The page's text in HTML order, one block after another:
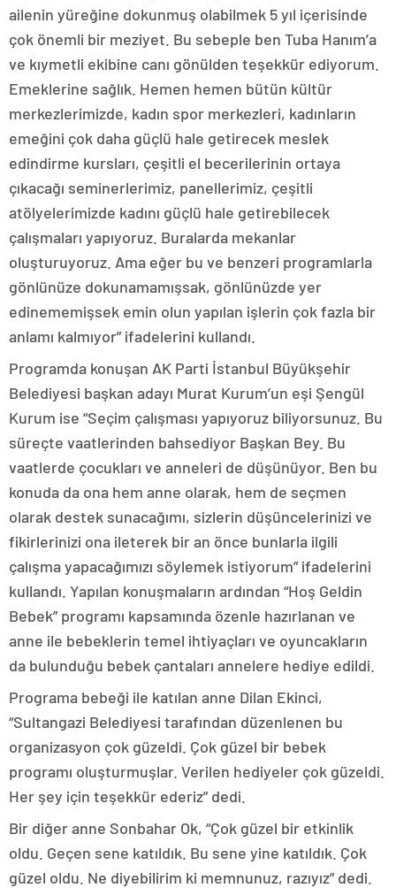
ailenin yüreğine dokunmuş olabilmek 5 yıl içerisinde
çok önemli bir meziyet. Bu sebeple ben Tuba Hanım’a
ve kıymetli ekibine canı gönülden teşekkür ediyorum.
Emeklerine sağlık. Hemen hemen bütün kültür
merkezlerimizde, kadın spor merkezleri, kadınların
emeğini çok daha güçlü hale getirecek meslek
edindirme kursları, çeşitli el becerilerinin ortaya
çıkacağı seminerlerimiz, panellerimiz, çeşitli
atölyelerimizde kadını güçlü hale getirebilecek
çalışmaları yapıyoruz. Buralarda mekanlar
oluşturuyoruz. Ama eğer bu ve benzeri programlarla
gönlünüze dokunamamışsak, gönlünüzde yer
edinememişsek emin olun yapılan işlerin çok fazla bir
anlamı kalmıyor” ifadelerini kullandı.
Programda konuşan AK Parti İstanbul Büyükşehir
Belediyesi başkan adayı Murat Kurum’un eşi Şengül
Kurum ise “Seçim çalışması yapıyoruz biliyorsunuz. Bu
süreçte vaatlerinden bahsediyor Başkan Bey. Bu
vaatlerde çocukları ve anneleri de düşünüyor. Ben bu
konuda da ona hem anne olarak, hem de seçmen
olarak destek sunacağımı, sizlerin düşüncelerinizi ve
fikirlerinizi ona ileterek bir an önce bunlarla ilgili
çalışma yapacağımızı söylemek istiyorum” ifadelerini
kullandı. Yapılan konuşmaların ardından “Hoş Geldin
Bebek” programı kapsamında özenle hazırlanan ve
anne ile bebeklerin temel ihtiyaçları ve oyuncakların
da bulunduğu bebek çantaları annelere hediye edildi.
Programa bebeği ile katılan anne Dilan Ekinci,
“Sultangazi Belediyesi tarafından düzenlenen bu
organizasyon çok güzeldi. Çok güzel bir bebek
programı oluşturmuşlar. Verilen hediyeler çok güzeldi.
Her şey için teşekkür ederiz” dedi.
Bir diğer anne Sonbahar Ok, “Çok güzel bir etkinlik
oldu. Geçen sene katıldık. Bu sene yine katıldık. Çok
güzel oldu. Ne diyebilirim ki memnunuz, razıyız” dedi.